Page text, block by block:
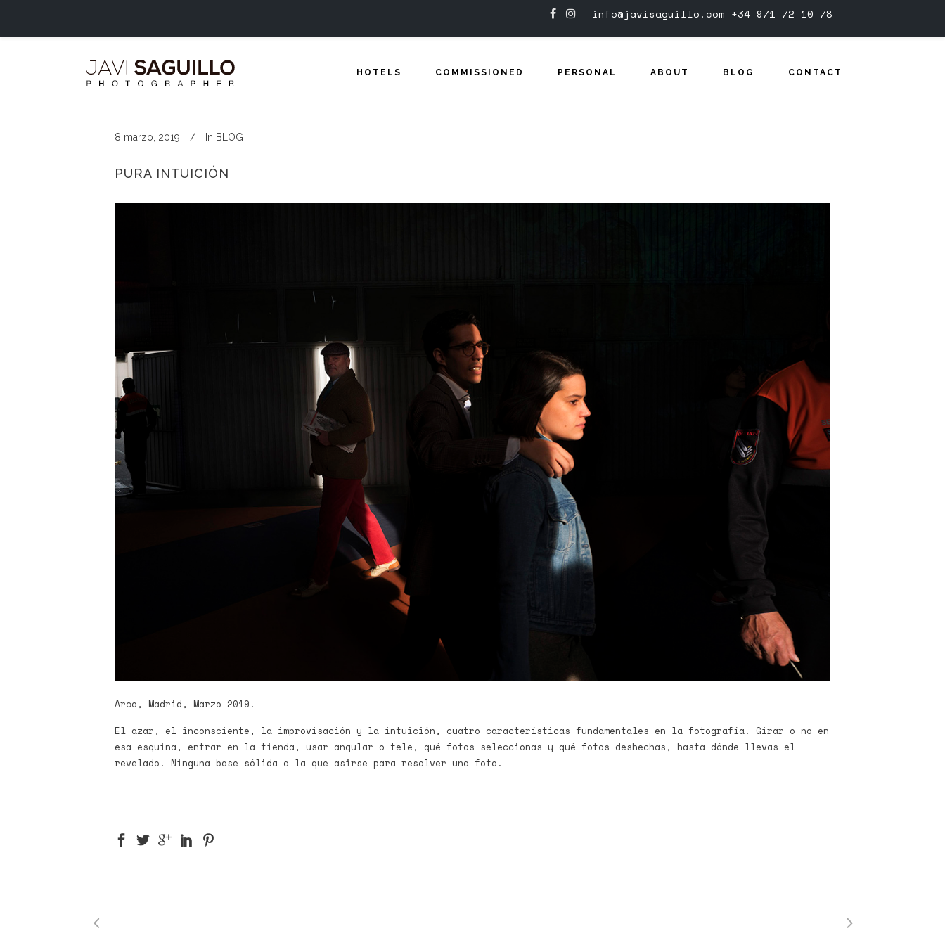
HOTELS COMMISSIONED PERSONAL ABOUT BLOG CONTACT
8 marzo, 2019 In BLOG
PURA INTUICIÓN
Arco, Madrid, Marzo 2019.
El azar, el inconsciente, la improvisación y la intuición, cuatro características fundamentales en la fotografía. Girar o no en
esa esquina, entrar en la tienda, usar angular o tele, qué fotos seleccionas y qué fotos deshechas, hasta dónde llevas el
revelado. Ninguna base sólida a la que asirse para resolver una foto.
info@javisaguillo.com +34 971 72 10 78